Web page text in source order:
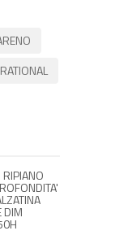
RATIONAL
RIPIANO
DIM